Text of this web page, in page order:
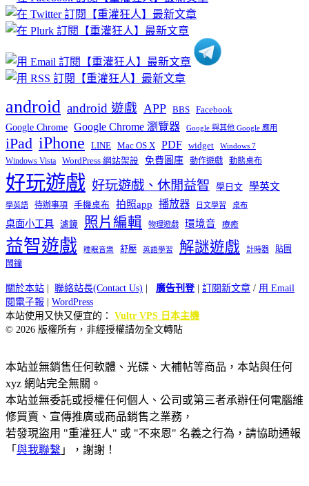
分
類
android android 遊戲 APP BBS Facebook
Google Chrome Google Chrome 瀏覽器 Google 與其他 Google 應用
iPad iPhone LINE Mac OS X PDF widget Windows 7
Windows Vista WordPress 網站架設 免費圖庫 動作遊戲 動態桌布
好玩遊戲 好玩遊戲、休閒益智 學日文 學英文
學英語 待辦事項 手機桌布 拍照app 播放器 日文學習 桌布
桌面小工具 濾鏡 照片編輯 物理遊戲 環境音 療癒
益智遊戲 睡眠音樂 舒壓 英語學習 解謎遊戲 計時器
貼圖
鬧鐘
關於本站 | 聯絡站長(Contact Us) | 廣告刊登| 訂閱新文章 / 用 Email
閱電子報 | WordPress
本站使用又快又便宜的： Vultr VPS 日本主機
© 2026 版權所有，非經授權請勿全文轉貼
本站並無銷售任何軟體、光碟、大補帖等商品，本站與任何
xyz 網站完全無關。
本站並無委託或授權任何個人、公司或第三者承辦任何電腦維
修買賣、宣傳推廣或商品銷售之業務，
若發現盜用 "重灌狂人" 或 "不來恩" 名義之行為，請協助通報
「 與我聯繫 」，謝謝！